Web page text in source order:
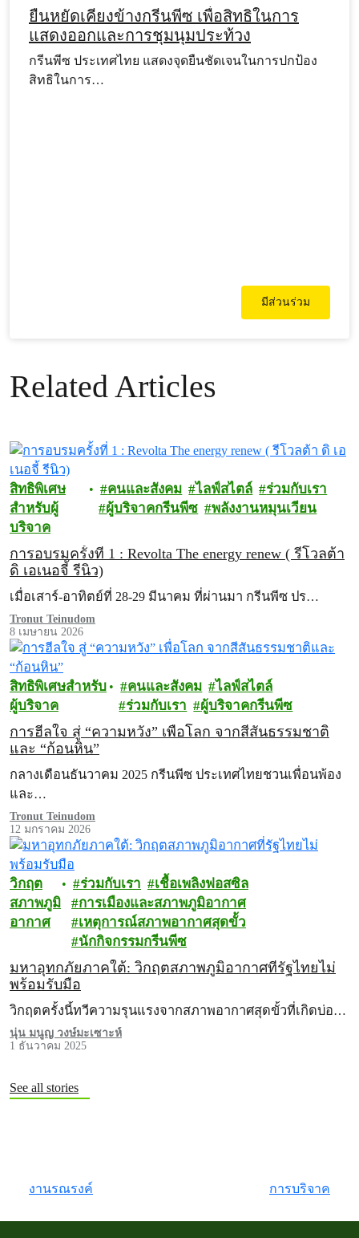
ยืนหยัดเคียงข้างกรีนพีซ เพื่อสิทธิในการ
แสดงออกและการชุมนุมประท้วง
กรีนพีซ ประเทศไทย แสดงจุดยืนชัดเจนในการปกป้อง
สิทธิในการ…
มีส่วนร่วม
Related Articles
สิทธิพิเศษ
สำหรับผู้
บริจาค
คนและสังคม ไลฟ์สไตล์
ร่วมกับเรา
ผู้บริจาคกรีนพีซ
พลังงานหมุนเวียน
การอบรมครั้งที่ 1 : Revolta The energy renew ( รีโวลต้า
ดิ เอเนอจี้ รีนิว)
เมื่อเสาร์-อาทิตย์ที่ 28-29 มีนาคม ที่ผ่านมา กรีนพีซ ปร…
Tronut Teinudom
8 เมษายน 2026
สิทธิพิเศษสำหรับ
ผู้บริจาค
คนและสังคม
ไลฟ์สไตล์
ร่วมกับเรา
ผู้บริจาคกรีนพีซ
การฮีลใจ สู่ “ความหวัง” เพื่อโลก จากสีสันธรรมชาติ
และ “ก้อนหิน”
กลางเดือนธันวาคม 2025 กรีนพีซ ประเทศไทยชวนเพื่อนพ้อง
และ…
Tronut Teinudom
12 มกราคม 2026
วิกฤต
สภาพภูมิ
อากาศ
ร่วมกับเรา
เชื้อเพลิงฟอสซิล
การเมืองและสภาพภูมิอากาศ
เหตุการณ์สภาพอากาศสุดขั้ว
นักกิจกรรมกรีนพีซ
มหาอุทกภัยภาคใต้: วิกฤตสภาพภูมิอากาศที่รัฐไทยไม่
พร้อมรับมือ
วิกฤตครั้งนี้ทวีความรุนแรงจากสภาพอากาศสุดขั้วที่เกิดบ่อ…
นุ่น มนูญ วงษ์มะเซาะห์
1 ธันวาคม 2025
See all stories
งานรณรงค์ การบริจาค